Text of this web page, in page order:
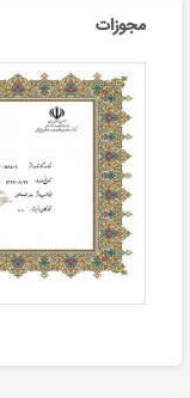
مجوزات